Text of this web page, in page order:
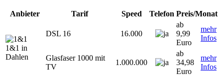
Anbieter Tarif Speed Telefon Preis/Monat
1&1 in
Dahlen
DSL 16 16.000
ab
9,99
Euro
mehr
Infos
Glasfaser 1000 mit
TV
1.000.000
ab
34,98
Euro
mehr
Infos